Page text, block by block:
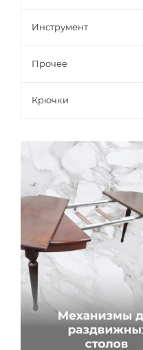
Инструмент
Прочее
Крючки